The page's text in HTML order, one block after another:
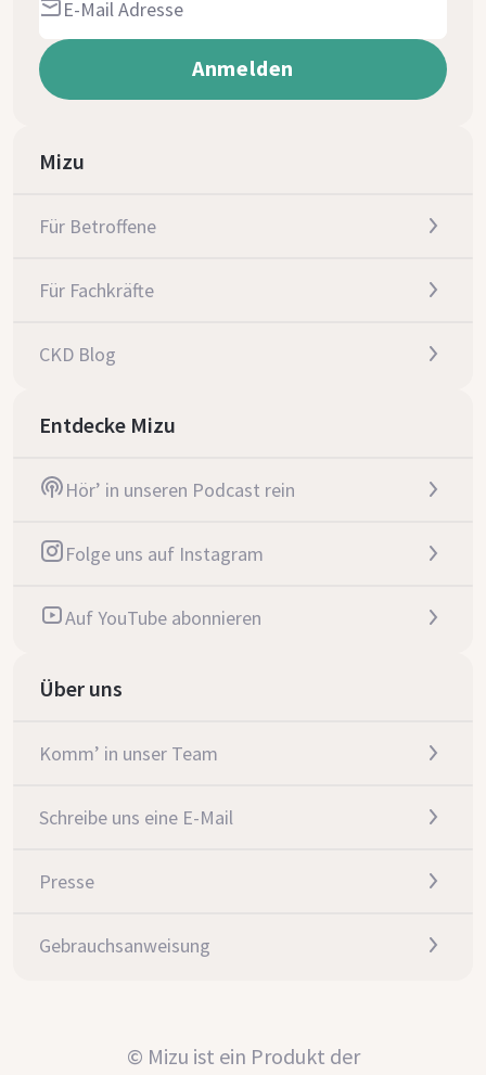
Mizu
Für Betroffene
Für Fachkräfte
CKD Blog
Entdecke Mizu
Hör’ in unseren Podcast rein
Folge uns auf Instagram
Auf YouTube abonnieren
Über uns
Komm’ in unser Team
Schreibe uns eine E-Mail
Presse
Gebrauchsanweisung
© Mizu ist ein Produkt der